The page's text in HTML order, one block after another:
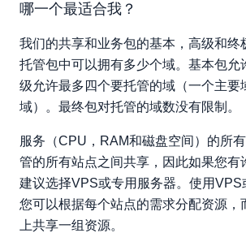
哪一个最适合我？
我们的共享和业务包的基本，高级和终
托管包中可以拥有多少个域。基本包允
级允许最多四个要托管的域（一个主要
域）。最终包对托管的域数没有限制。
服务（CPU，RAM和磁盘空间）的所
管的所有站点之间共享，因此如果您有
建议选择VPS或专用服务器。使用VPS
您可以根据每个站点的需求分配资源，
上共享一组资源。